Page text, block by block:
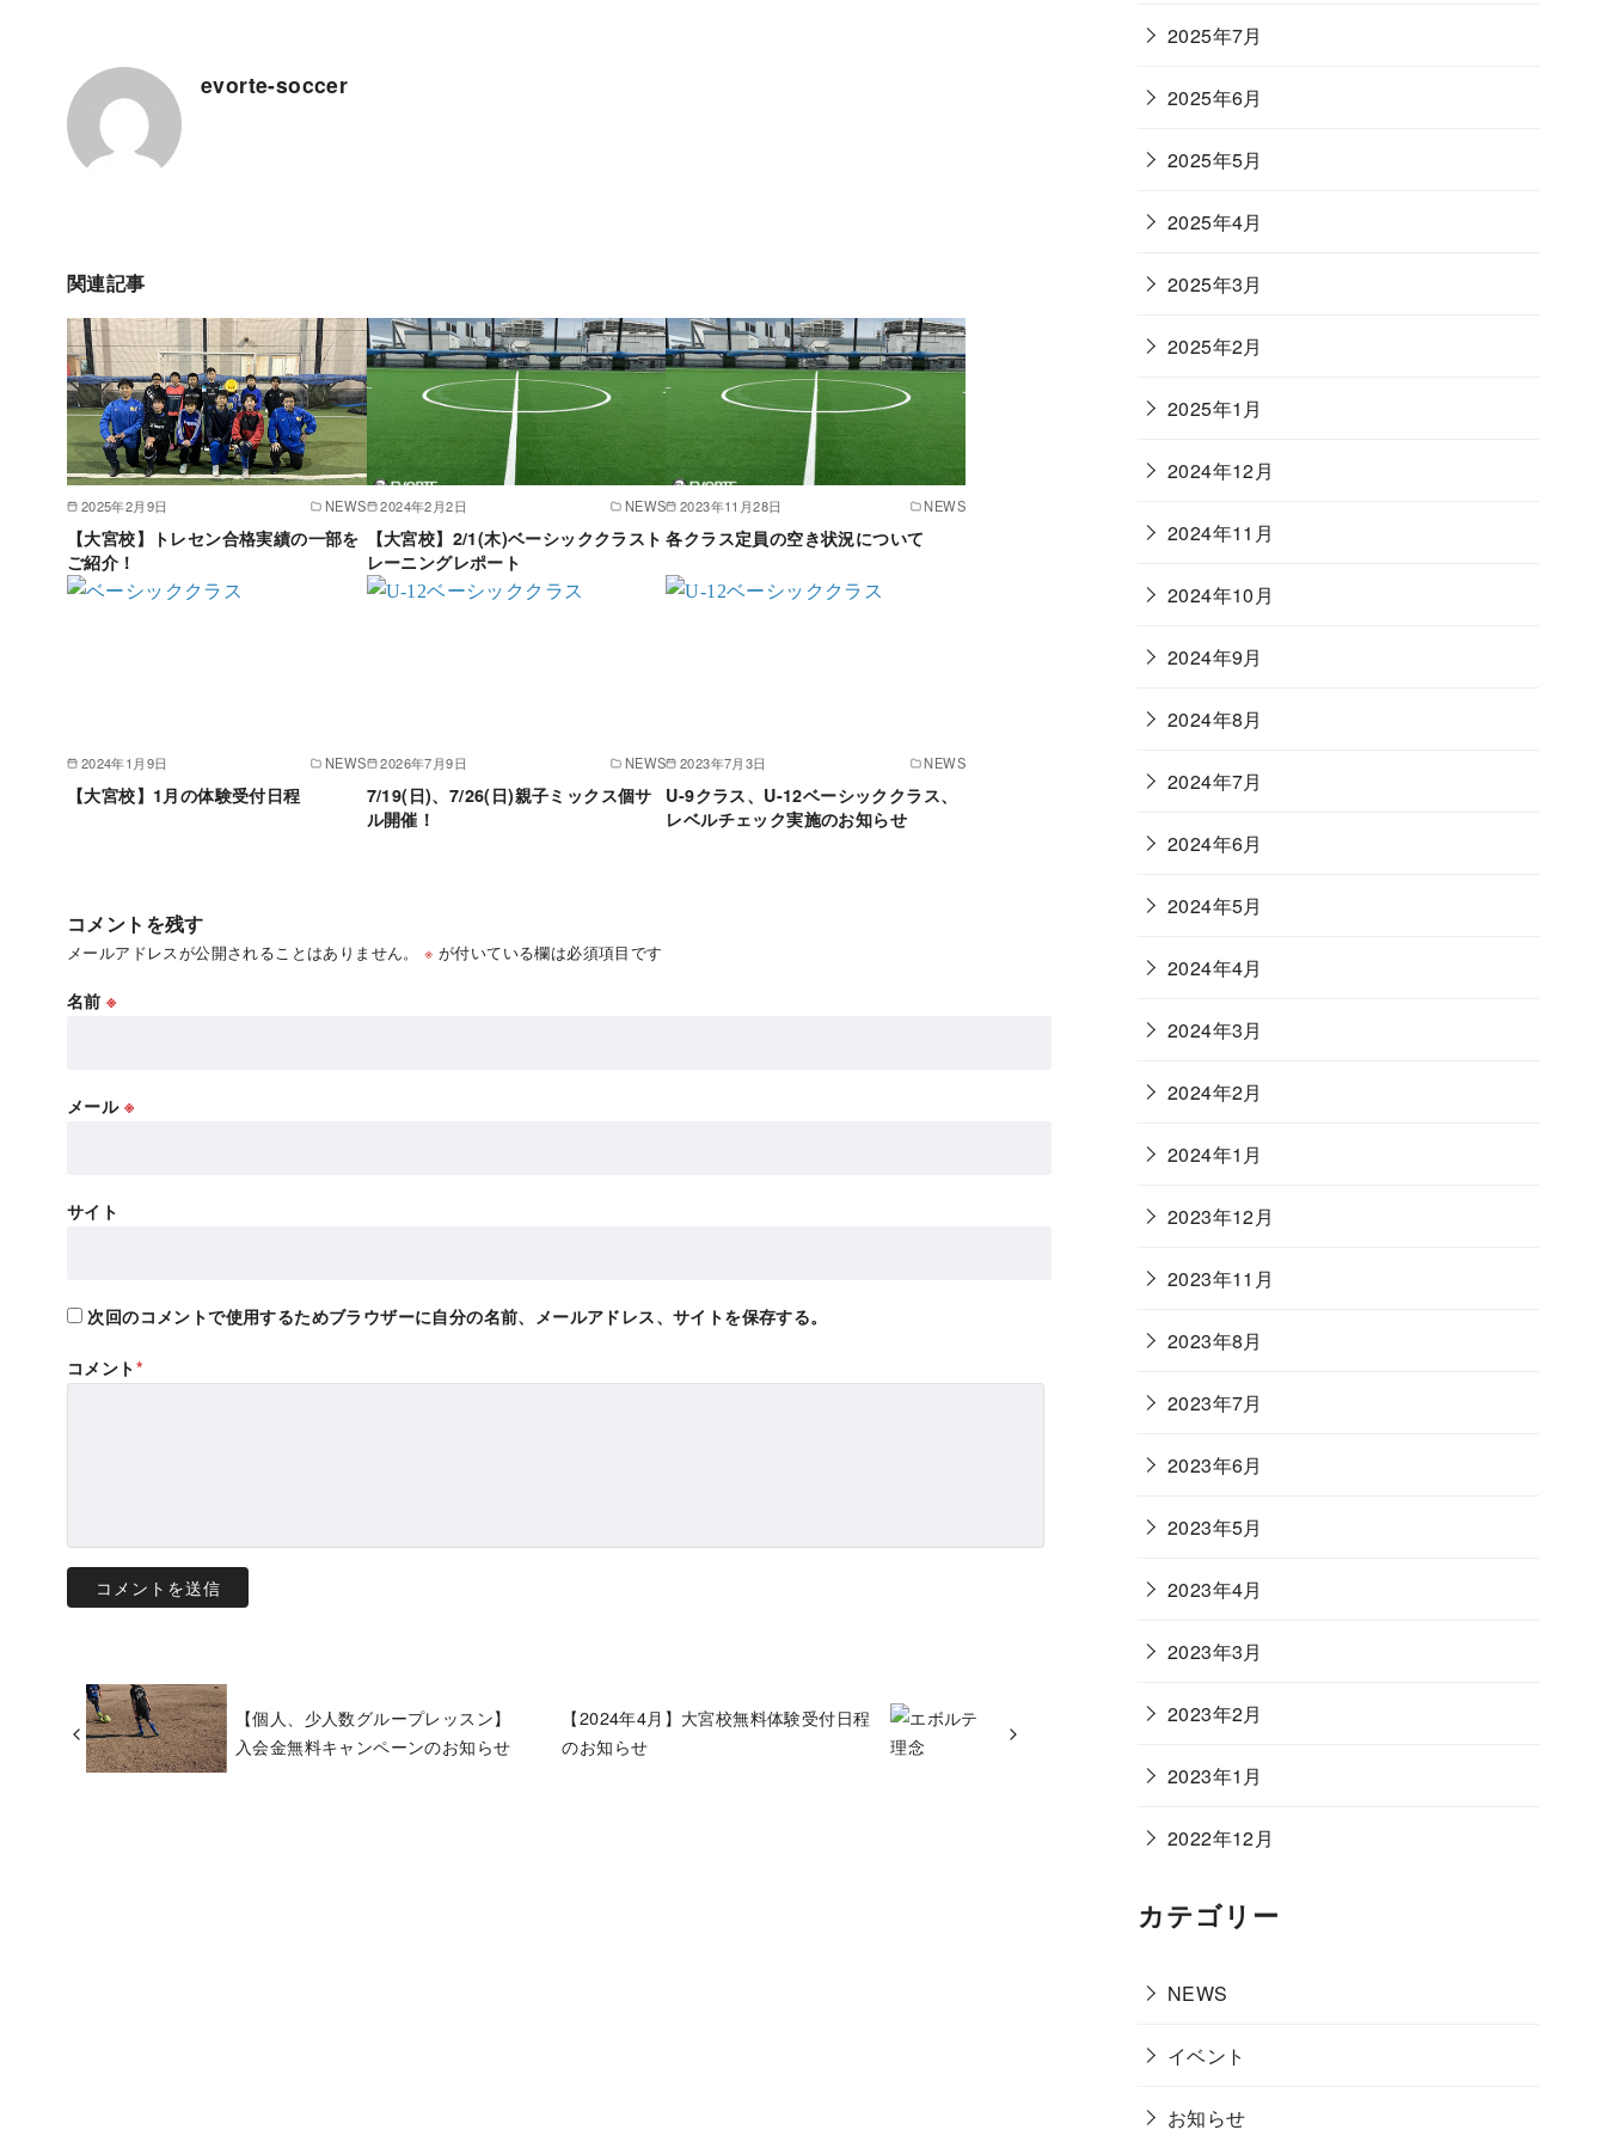
evorte-soccer
関連記事
2025年2月9日 NEWS
【大宮校】トレセン合格実績の一部を
ご紹介！
2024年2月2日 NEWS
【大宮校】2/1(木)ベーシッククラスト
レーニングレポート
2023年11月28日 NEWS
各クラス定員の空き状況について
2024年1月9日 NEWS
【大宮校】1月の体験受付日程
2026年7月9日 NEWS
7/19(日)、7/26(日)親子ミックス個サ
ル開催！
2023年7月3日 NEWS
U-9クラス、U-12ベーシッククラス、
レベルチェック実施のお知らせ
コメントを残す
メールアドレスが公開されることはありません。 ※ が付いている欄は必須項目です
名前※
メール ※
サイト
次回のコメントで使用するためブラウザーに自分の名前、メールアドレス、サイトを保存する。
コメント*
【個人、少人数グループレッスン】
入会金無料キャンペーンのお知らせ
【2024年4月】大宮校無料体験受付日程
のお知らせ
2025年7月
2025年6月
2025年5月
2025年4月
2025年3月
2025年2月
2025年1月
2024年12月
2024年11月
2024年10月
2024年9月
2024年8月
2024年7月
2024年6月
2024年5月
2024年4月
2024年3月
2024年2月
2024年1月
2023年12月
2023年11月
2023年8月
2023年7月
2023年6月
2023年5月
2023年4月
2023年3月
2023年2月
2023年1月
2022年12月
カテゴリー
NEWS
イベント
お知らせ